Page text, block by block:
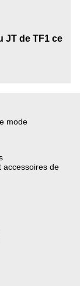
JT de TF1 ce
mode
accessoires de